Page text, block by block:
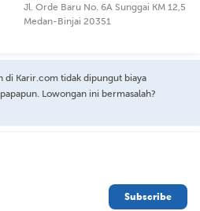
Jl. Orde Baru No. 6A Sunggai KM 12,5
Medan-Binjai 20351
di Karir.com tidak dipungut biaya
Lowongan ini bermasalah?
Subscribe